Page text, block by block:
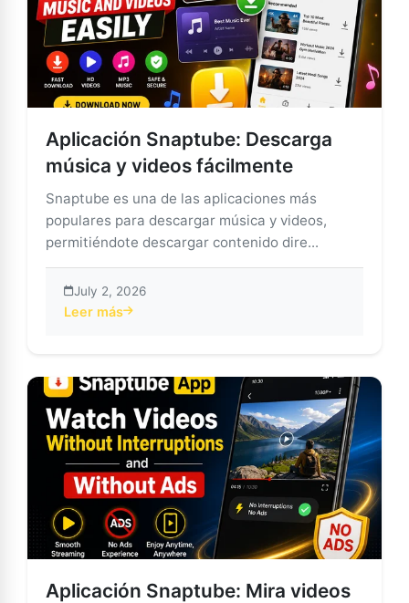
Aplicación Snaptube: Descarga
música y videos fácilmente
Snaptube es una de las aplicaciones más
populares para descargar música y videos,
permitiéndote descargar contenido dire...
July 2, 2026
Leer más
about Aplicación Snaptube: Descarga música y
Aplicación Snaptube: Mira videos